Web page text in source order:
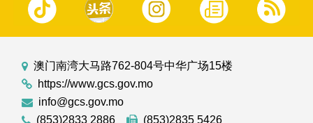
澳门南湾大马路762-804号中华广场15楼
https://www.gcs.gov.mo
info@gcs.gov.mo
(853)2833 2886
(853)2835 5426